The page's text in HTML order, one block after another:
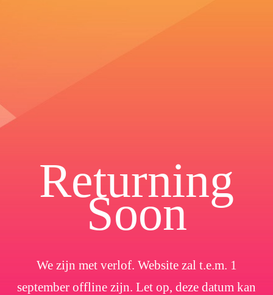
Returning
Soon
We zijn met verlof. Website zal t.e.m. 1
september offline zijn. Let op, deze datum kan